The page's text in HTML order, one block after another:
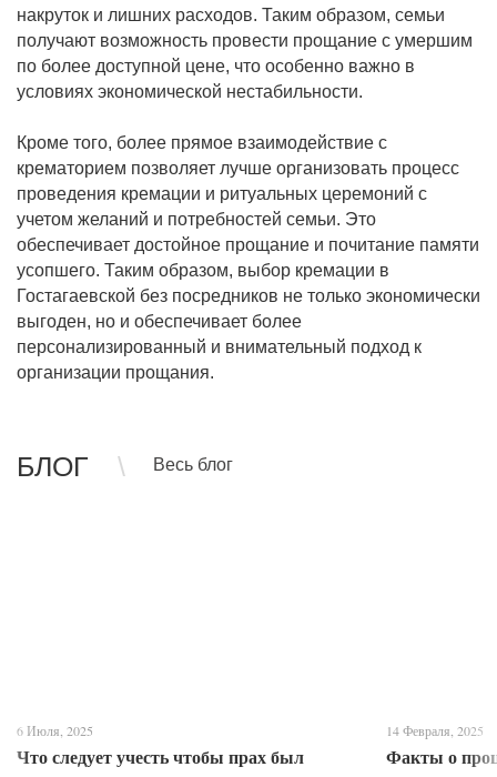
накруток и лишних расходов. Таким образом, семьи
получают возможность провести прощание с умершим
по более доступной цене, что особенно важно в
условиях экономической нестабильности.
Кроме того, более прямое взаимодействие с
крематорием позволяет лучше организовать процесс
проведения кремации и ритуальных церемоний с
учетом желаний и потребностей семьи. Это
обеспечивает достойное прощание и почитание памяти
усопшего. Таким образом, выбор кремации в
Гостагаевской без посредников не только экономически
выгоден, но и обеспечивает более
персонализированный и внимательный подход к
организации прощания.
БЛОГ Весь блог
6 Июля, 2025
Что следует учесть чтобы прах был
14 Февраля, 2025
Факты о